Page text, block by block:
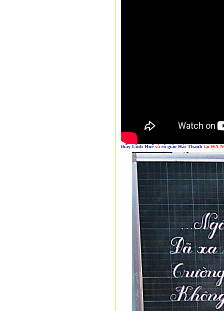
thầy Lĩnh Huếvà cô giáo Hải Thanh tại HÀ